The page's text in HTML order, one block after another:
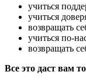
учиться
учиться
возвращать
учиться по-
возвращать
Все это даст вам